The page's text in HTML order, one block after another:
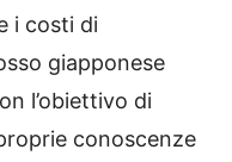
i costi di
giapponese
l’obiettivo di
conoscenze